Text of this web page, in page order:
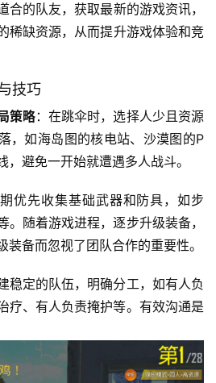
合的队友，获取最新的游戏资讯，
稀缺资源，从而提升游戏体验和竞
技巧
策略：在跳伞时，选择人少且资源
，如海岛图的核电站、沙漠图的P
，避免一开始就遭遇多人战斗。
优先收集基础武器和防具，如步
。随着游戏进程，逐步升级装备，
装备而忽视了团队合作的重要性。
稳定的队伍，明确分工，如有人负
疗、有人负责掩护等。有效沟通是